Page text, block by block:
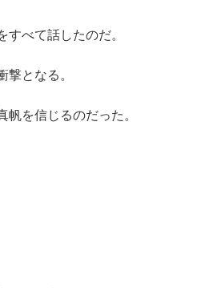
すべて話したのだ。
撃となる。
帆を信じるのだった。